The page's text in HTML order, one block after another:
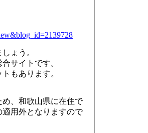
ょう。
サイトです。
あります。
、和歌山県に在住で
用外となりますので